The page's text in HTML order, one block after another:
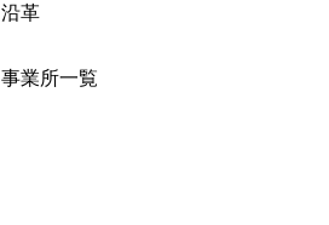
沿革
事業所一覧